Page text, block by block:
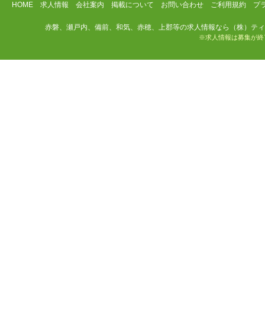
HOME 求人情報 会社案内 掲載について お問い合わせ ご利用規約 プ
赤磐、瀬戸内、備前、和気、赤穂、上郡等の求人情報なら（株）テ
※求人情報は募集が終